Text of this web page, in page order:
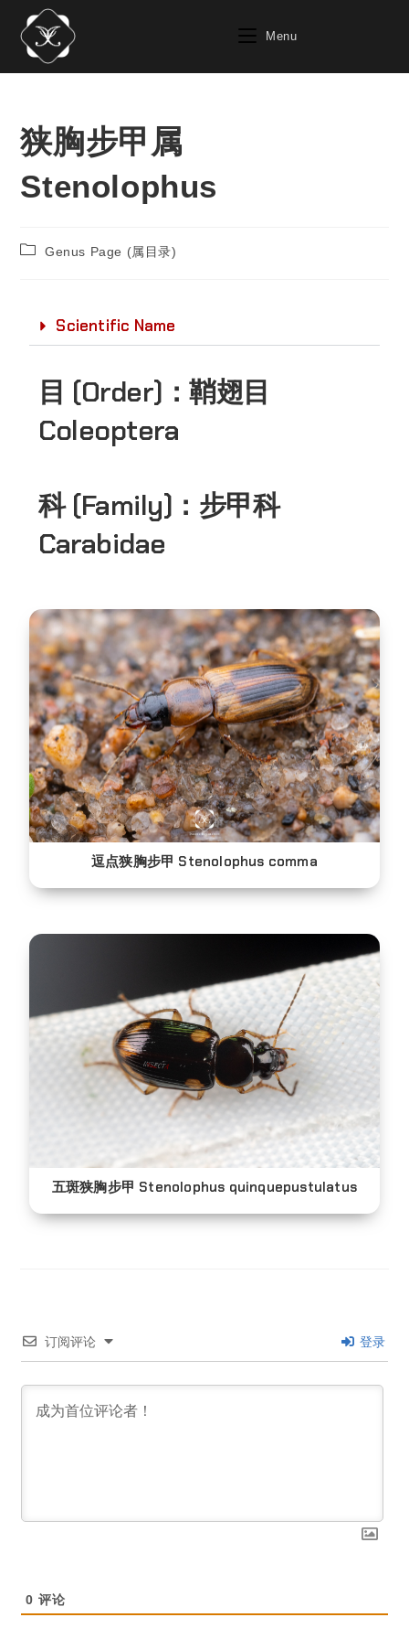
Menu
狭胸步甲属
Stenolophus
Genus Page (属目录)
Scientific Name
目 (Order)：鞘翅目
Coleoptera
科 (Family)： 步甲科
Carabidae
逗点狭胸步甲 Stenolophus comma
五斑狭胸步甲 Stenolophus quinquepustulatus
订阅评论 登录
0 评论